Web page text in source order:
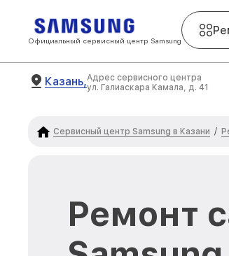
Официальный сервисный центр Samsung
Казань,Адрес сервисного центра
ул. Галиаскара Камала, д. 41
Сервисный центр Samsung в Казани /
Ремонт